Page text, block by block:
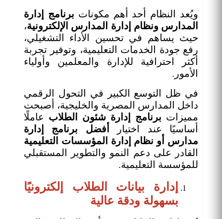
ويُعد النظام أحد أهم مكونات برنامج إدارة
المدارس ونظام إدارة المدارس الإلكترونية،
حيث يساهم في تحسين الأداء التشغيلي،
رفع جودة الخدمات التعليمية، وتوفير تجربة
أكثر احترافية للإدارة والمعلمين وأولياء
الأمور.
في ظل التوسع الكبير في التحول الرقمي
داخل المدارس المصرية والخليجية، أصبحت
مميزات برنامج إدارة شئون الطلاب عاملًا
أساسيًا عند اختيار
أفضل برنامج إدارة
مدارس أو نظام إدارة المؤسسات التعليمية
القادر على دعم النمو والتطوير المستقبلي
للمؤسسة التعليمية.
إدارة بيانات الطلاب إلكترونيًا
بسهولة ودقة عالية